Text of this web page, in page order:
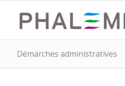
Démarches administratives